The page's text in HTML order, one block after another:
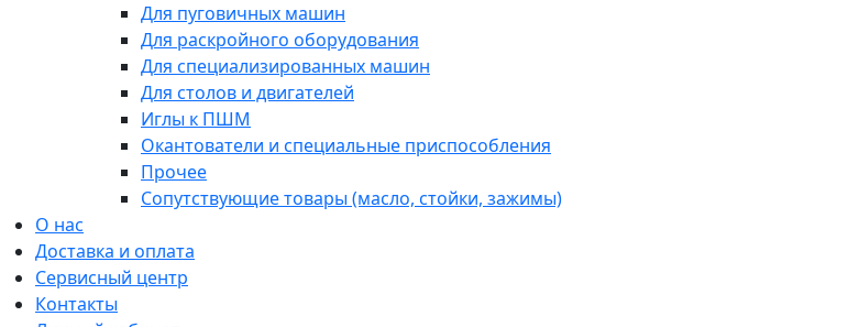
Для пуговичных машин
Для раскройного оборудования
Для специализированных машин
Для столов и двигателей
Иглы к ПШМ
Окантователи и специальные приспособления
Прочее
Сопутствующие товары (масло, стойки, зажимы)
О нас
Доставка и оплата
Сервисный центр
Контакты